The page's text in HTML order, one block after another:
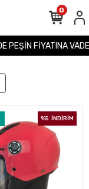
PEŞİN FİYATINA
0
%5 İNDİRİM